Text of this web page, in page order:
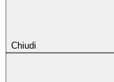
Chiudi